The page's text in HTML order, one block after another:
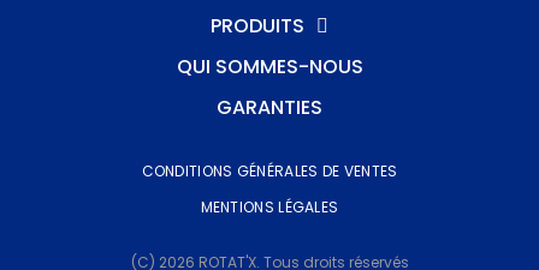
PRODUITS
QUI SOMMES-NOUS
GARANTIES
MENTIONS LÉGALES
CONDITIONS GÉNÉRALES DE VENTES
(C) 2026 ROTAT'X. Tous droits réservés